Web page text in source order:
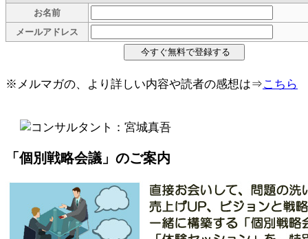
お名前
メールアドレス
※メルマガの、より詳しい内容や読者の感想は⇒こちら
「個別戦略会議」のご案内